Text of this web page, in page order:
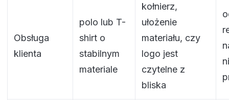
Obsługa
klienta
polo lub T-
shirt o
stabilnym
materiale
kołnierz,
ułożenie
materiału, czy
logo jest
czytelne z
bliska